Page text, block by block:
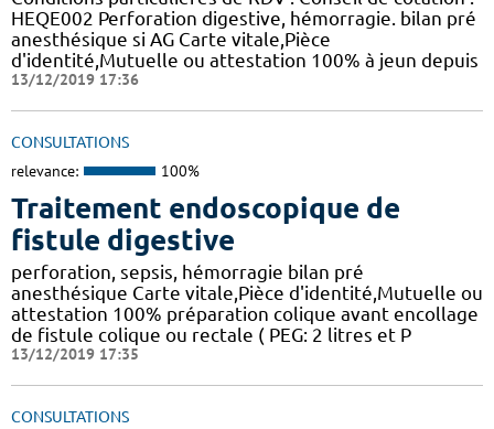
HEQE002 Perforation digestive, hémorragie. bilan pré
anesthésique si AG Carte vitale,Pièce
d'identité,Mutuelle ou attestation 100% à jeun depuis
13/12/2019 17:36
CONSULTATIONS
relevance: 100%
Traitement endoscopique de
fistule digestive
perforation, sepsis, hémorragie bilan pré
anesthésique Carte vitale,Pièce d'identité,Mutuelle ou
attestation 100% préparation colique avant encollage
de fistule colique ou rectale ( PEG: 2 litres et P
13/12/2019 17:35
CONSULTATIONS